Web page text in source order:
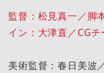
監督：松見真一／脚
イン：大津直／CG
美術監督：春日美波